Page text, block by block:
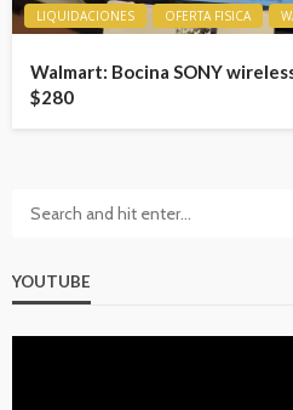
LIQUIDACIONES OFERTA FISICA
Walmart: Bocina SONY
$280
YOUTUBE